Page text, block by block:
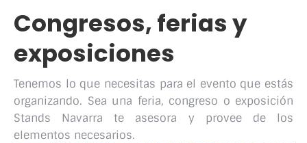
Congresos, ferias y
exposiciones
Tenemos lo que necesitas para el evento que estás
organizando. Sea una feria, congreso o exposición
Stands Navarra te asesora y provee de los
elementos necesarios.